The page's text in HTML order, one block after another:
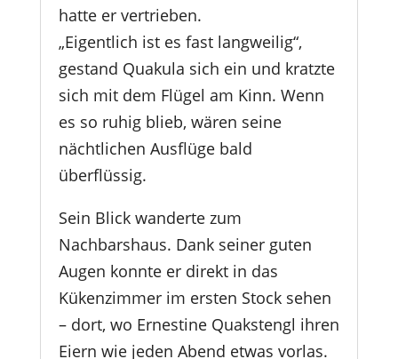
hatte er vertrieben.
„Eigentlich ist es fast langweilig“,
gestand Quakula sich ein und kratzte
sich mit dem Flügel am Kinn. Wenn
es so ruhig blieb, wären seine
nächtlichen Ausflüge bald
überflüssig.
Sein Blick wanderte zum
Nachbarshaus. Dank seiner guten
Augen konnte er direkt in das
Kükenzimmer im ersten Stock sehen
– dort, wo Ernestine Quakstengl ihren
Eiern wie jeden Abend etwas vorlas.